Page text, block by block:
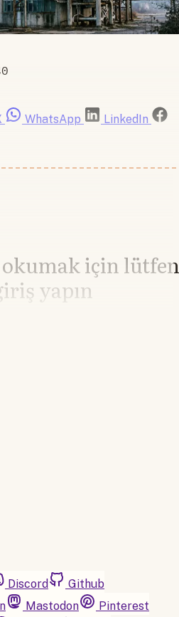
WhatsApp
LinkedIn
okumak için lütfen
yapın
Discord
Github
Mastodon
Pinterest